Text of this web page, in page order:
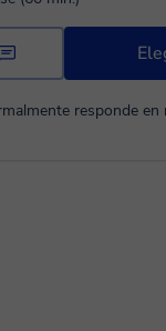
responde